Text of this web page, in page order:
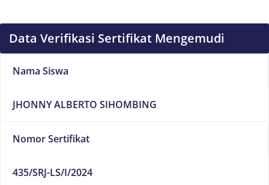
Data Verifikasi Sertifikat Mengemudi
Nama Siswa
JHONNY ALBERTO SIHOMBING
Nomor Sertifikat
435/SRJ-LS/I/2024